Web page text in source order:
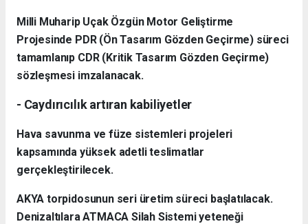
Milli Muharip Uçak Özgün Motor Geliştirme
Projesinde PDR (Ön Tasarım Gözden Geçirme) süreci
tamamlanıp CDR (Kritik Tasarım Gözden Geçirme)
sözleşmesi imzalanacak.
- Caydırıcılık artıran kabiliyetler
Hava savunma ve füze sistemleri projeleri
kapsamında yüksek adetli teslimatlar
gerçekleştirilecek.
AKYA torpidosunun seri üretim süreci başlatılacak.
Denizaltılara ATMACA Silah Sistemi yeteneği